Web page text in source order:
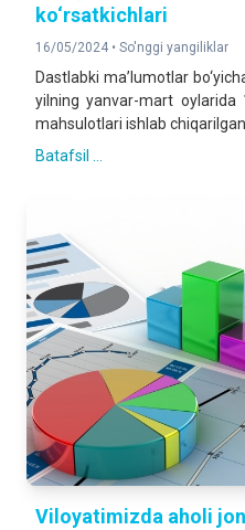
ko‘rsatkichlari
16/05/2024 • So'nggi yangiliklar
Dastlabki ma’lumotlar
yilning yanvar-mart oylarida
mahsulotlari ishlab chiqarilgan
Batafsil ...
Viloyatimizda aholi